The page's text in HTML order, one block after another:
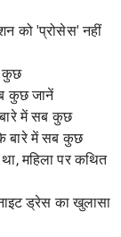
को 'प्रोसेस' नहीं
कुछ
कुछ जानें
बारे में सब कुछ
बारे में सब कुछ
था, महिला पर कथित
ड्रेस का खुलासा